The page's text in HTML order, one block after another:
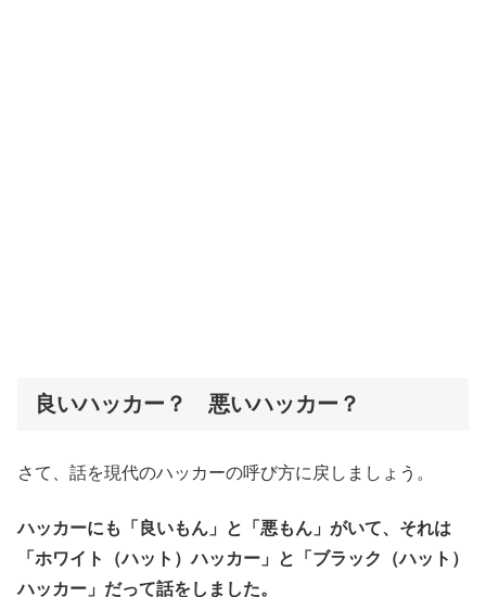
良いハッカー？ 悪いハッカー？
さて、話を現代のハッカーの呼び方に戻しましょう。
ハッカーにも「良いもん」と「悪もん」がいて、それは
「ホワイト（ハット）ハッカー」と「ブラック（ハット）
ハッカー」だって話をしました。